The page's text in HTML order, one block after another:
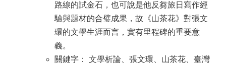
路線的試金石，也可說是他反芻旅日寫作經
驗與題材的合璧成果，故《山茶花》對張文
環的文學生涯而言，實有里程碑的重要意
義。
關鍵字： 文學析論、張文環、山茶花、臺灣